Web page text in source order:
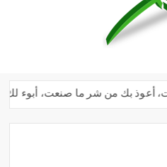
بك من شر ما صنعت، أبوء لك